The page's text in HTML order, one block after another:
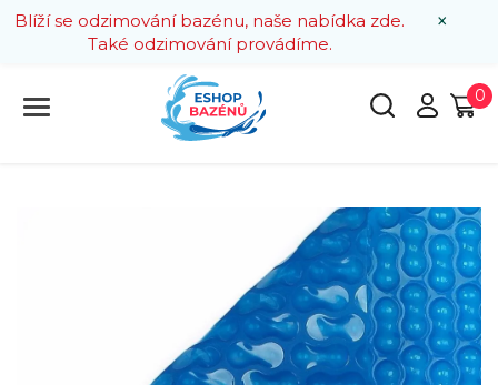
×
Blíží se odzimování bazénu, naše nabídka zde.
Také odzimování provádíme.
0